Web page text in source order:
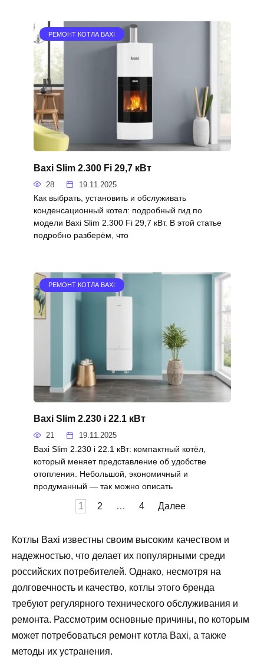
РЕМОНТ КОТЛА BAXI
Baxi Slim 2.300 Fi 29,7 кВт
28 19.11.2025
Как выбрать, установить и обслуживать
конденсационный котел: подробный гид по
модели Baxi Slim 2.300 Fi 29,7 кВт. В этой статье
подробно разберём, что
РЕМОНТ КОТЛА BAXI
Baxi Slim 2.230 i 22.1 кВт
21 19.11.2025
Baxi Slim 2.230 i 22.1 кВт: компактный котёл,
который меняет представление об удобстве
отопления. Небольшой, экономичный и
продуманный — так можно описать
1 2 … 4 Далее
Котлы Baxi известны своим высоким качеством и
надежностью, что делает их популярными среди
российских потребителей. Однако, несмотря на
долговечность и качество, котлы этого бренда
требуют регулярного технического обслуживания и
ремонта. Рассмотрим основные причины, по которым
может потребоваться ремонт котла Baxi, а также
методы их устранения.